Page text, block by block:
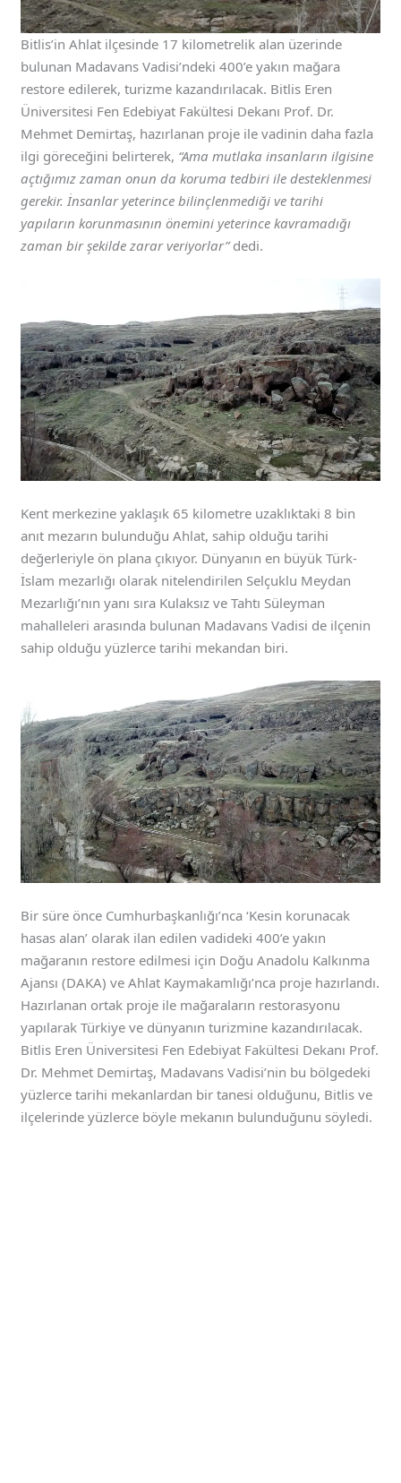
Bitlis’in Ahlat ilçesinde 17 kilometrelik alan üzerinde
bulunan Madavans Vadisi’ndeki 400’e yakın mağara
restore edilerek, turizme kazandırılacak. Bitlis Eren
Üniversitesi Fen Edebiyat Fakültesi Dekanı Prof. Dr.
Mehmet Demirtaş, hazırlanan proje ile vadinin daha fazla
ilgi göreceğini belirterek, “Ama mutlaka insanların ilgisine
açtığımız zaman onun da koruma tedbiri ile desteklenmesi
gerekir. İnsanlar yeterince bilinçlenmediği ve tarihi
yapıların korunmasının önemini yeterince kavramadığı
zaman bir şekilde zarar veriyorlar”dedi.
Kent merkezine yaklaşık 65 kilometre uzaklıktaki 8 bin
anıt mezarın bulunduğu Ahlat, sahip olduğu tarihi
değerleriyle ön plana çıkıyor. Dünyanın en büyük Türk-
İslam mezarlığı olarak nitelendirilen Selçuklu Meydan
Mezarlığı’nın yanı sıra Kulaksız ve Tahtı Süleyman
mahalleleri arasında bulunan Madavans Vadisi de ilçenin
sahip olduğu yüzlerce tarihi mekandan biri.
Bir süre önce Cumhurbaşkanlığı’nca ‘Kesin korunacak
hasas alan’ olarak ilan edilen vadideki 400’e yakın
mağaranın restore edilmesi için Doğu Anadolu Kalkınma
Ajansı (DAKA) ve Ahlat Kaymakamlığı’nca proje hazırlandı.
Hazırlanan ortak proje ile mağaraların restorasyonu
yapılarak Türkiye ve dünyanın turizmine kazandırılacak.
Bitlis Eren Üniversitesi Fen Edebiyat Fakültesi Dekanı Prof.
Dr. Mehmet Demirtaş, Madavans Vadisi’nin bu bölgedeki
yüzlerce tarihi mekanlardan bir tanesi olduğunu, Bitlis ve
ilçelerinde yüzlerce böyle mekanın bulunduğunu söyledi.